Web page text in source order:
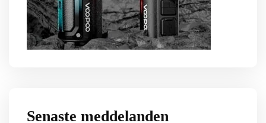
Senaste meddelanden